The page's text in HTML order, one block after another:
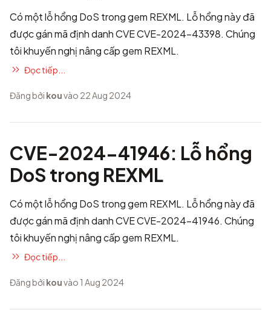
Có một lỗ hổng DoS trong gem REXML. Lỗ hổng này đã
được gán mã định danh CVECVE-2024-43398. Chúng
tôi khuyến nghị nâng cấp gem REXML.
Đọc tiếp...
Đăng bởi kouvào 22 Aug 2024
CVE-2024-41946: Lỗ hổng
DoS trong REXML
Có một lỗ hổng DoS trong gem REXML. Lỗ hổng này đã
được gán mã định danh CVECVE-2024-41946. Chúng
tôi khuyến nghị nâng cấp gem REXML.
Đọc tiếp...
Đăng bởi kouvào 1 Aug 2024